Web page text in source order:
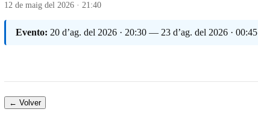
12 de maig del 2026 · 21:40
Evento: 20 d’ag. del 2026 · 20:30 — 23 d’ag. del 2026 · 00:45
← Volver